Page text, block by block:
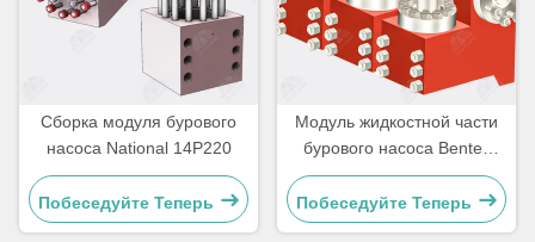
Сборка модуля бурового
насоса National 14P220
Побеседуйте Теперь
Модуль жидкостной части
бурового насоса Bentec
T1600AC
Побеседуйте Теперь